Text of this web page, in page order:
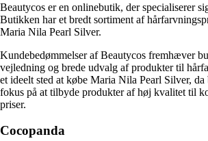
Beautycos er en onlinebutik, der specialiserer
Butikken har et bredt sortiment af
Maria Nila Pearl Silver.
Kundebedømmelser af Beautycos fremhæver
vejledning og brede udvalg af produkter til
et ideelt sted at købe Maria Nila Pearl Silver,
fokus på at tilbyde produkter af høj kvalitet til
priser.
Cocopanda